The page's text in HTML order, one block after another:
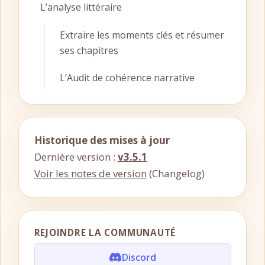
L’analyse littéraire
Extraire les moments clés et résumer
ses chapitres
L’Audit de cohérence narrative
Historique des mises à jour
Dernière version : v3.5.1
Voir les notes de version (Changelog)
REJOINDRE LA COMMUNAUTÉ
Discord